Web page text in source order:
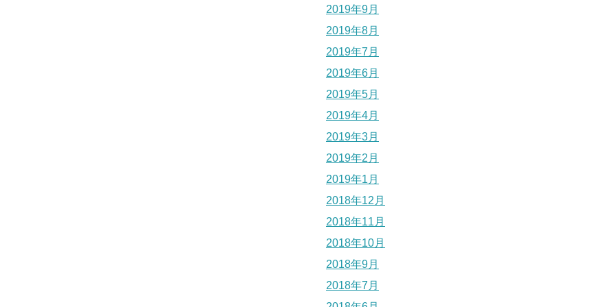
2019年9月
2019年8月
2019年7月
2019年6月
2019年5月
2019年4月
2019年3月
2019年2月
2019年1月
2018年12月
2018年11月
2018年10月
2018年9月
2018年7月